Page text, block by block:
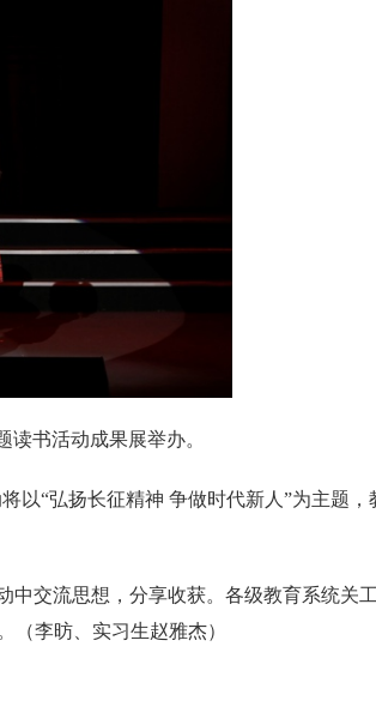
读书活动成果展举办。
以“弘扬长征精神 争做时代新人”为主题，
中交流思想，分享收获。各级教育系统关
（李昉、实习生赵雅杰）